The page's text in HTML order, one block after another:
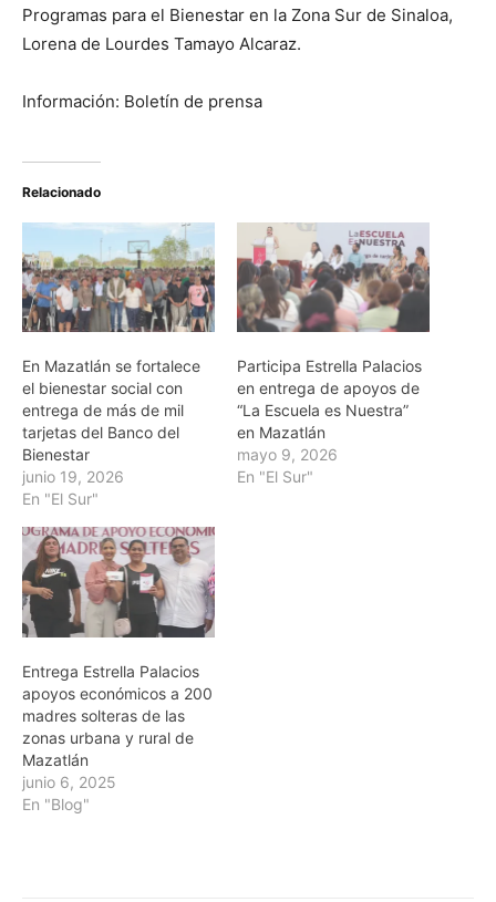
Programas para el Bienestar en la Zona Sur de Sinaloa,
Lorena de Lourdes Tamayo Alcaraz.
Información: Boletín de prensa
Relacionado
En Mazatlán se fortalece
el bienestar social con
entrega de más de mil
tarjetas del Banco del
Bienestar
junio 19, 2026
En "El Sur"
Participa Estrella Palacios
en entrega de apoyos de
“La Escuela es Nuestra”
en Mazatlán
mayo 9, 2026
En "El Sur"
Entrega Estrella Palacios
apoyos económicos a 200
madres solteras de las
zonas urbana y rural de
Mazatlán
junio 6, 2025
En "Blog"